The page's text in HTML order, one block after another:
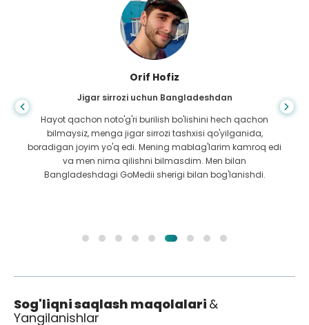
Orif Hofiz
Jigar sirrozi uchun Bangladeshdan
Hayot qachon noto'g'ri burilish bo'lishini hech qachon
bilmaysiz, menga jigar sirrozi tashxisi qo'yilganida,
boradigan joyim yo'q edi. Mening mablag'larim kamroq edi
va men nima qilishni bilmasdim. Men bilan
Bangladeshdagi GoMedii sherigi bilan bog'lanishdi.
Sog'liqni saqlash maqolalari &
Yangilanishlar